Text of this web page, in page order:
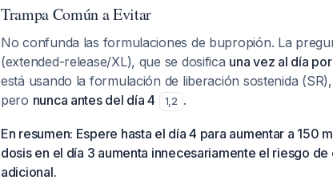
Trampa Común a Evitar
No confunda las formulaciones de bupropión. La
(extended-release/XL), que se dosifica una vez al día
está usando la formulación de liberación sostenida
pero nunca antes del día 4 1,2 .
En resumen: Espere hasta el día 4 para aumentar a 150
dosis en el día 3 aumenta innecesariamente el riesgo
adicional.